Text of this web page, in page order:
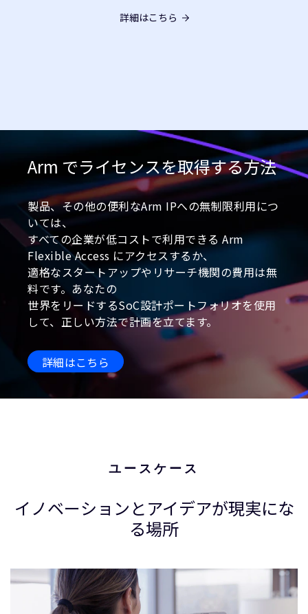
詳細はこちら
Arm でライセンスを取得する方法
製品、その他の便利なArm IPへの無制限利用につ
いては、
すべての企業が低コストで利用できる Arm
Flexible Access にアクセスするか、
適格なスタートアップやリサーチ機関の費用は無
料です。あなたの
世界をリードするSoC設計ポートフォリオを使用
して、正しい方法で計画を立てます。
詳細はこちら
ユースケース
イノベーションとアイデアが現実にな
る場所